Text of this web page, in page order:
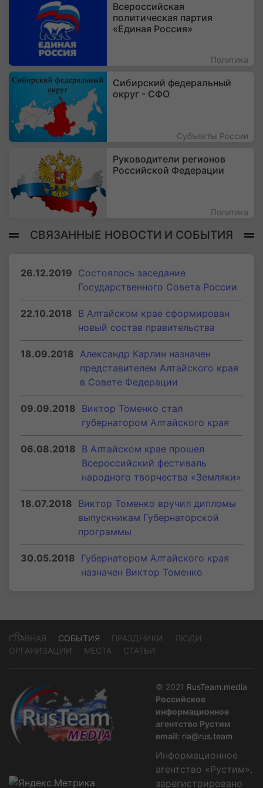
Всероссийская
политическая партия
«Единая Россия»
Политика
Сибирский федеральный
округ - СФО
Субъекты России
Руководители регионов
Российской Федерации
Политика
СВЯЗАННЫЕ НОВОСТИ И СОБЫТИЯ
26.12.2019 Состоялось заседание
Государственного Совета России
22.10.2018 В Алтайском крае сформирован
новый состав правительства
18.09.2018 Александр Карлин назначен
представителем Алтайского края
в Совете Федерации
09.09.2018 Виктор Томенко стал
губернатором Алтайского края
06.08.2018 В Алтайском крае прошел
Всероссийский фестиваль
народного творчества «Земляки»
18.07.2018 Виктор Томенко вручил дипломы
выпускникам Губернаторской
программы
30.05.2018 Губернатором Алтайского края
назначен Виктор Томенко
ГЛАВНАЯ СОБЫТИЯ ПРАЗДНИКИ
ЛЮДИ
ОРГАНИЗАЦИИ
МЕСТА СТАТЬИ
© 2021 RusTeam.media
Российское
информационное
агентство Рустим
email: ria@rus.team.
Информационное
агентство «Рустим»,
зарегистрировано